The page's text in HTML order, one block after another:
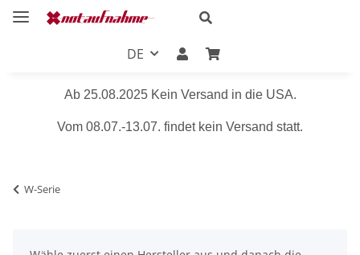
DE
Ab 25.08.2025 Kein Versand in die USA.
Vom 08.07.-13.07. findet kein Versand statt.
W-Serie